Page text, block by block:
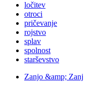
ločitev
otroci
pričevanje
rojstvo
splav
spolnost
starševstvo
Zanjo &amp; Zanj